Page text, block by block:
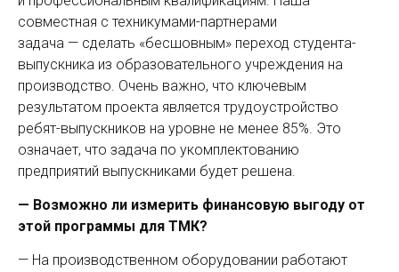
совместная с техникумами-партнерами
задача — сделать «бесшовным» переход студента-
выпускника из образовательного учреждения на
производство. Очень важно, что ключевым
результатом проекта является трудоустройство
ребят-выпускников на уровне не менее 85%. Это
означает, что задача по укомплектованию
предприятий выпускниками будет решена.
— Возможно ли измерить финансовую ­выгоду от
этой программы для ТМК?
— На производственном оборудовании работают